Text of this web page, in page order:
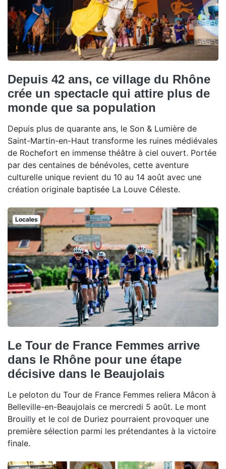
Depuis 42 ans, ce village du Rhône
crée un spectacle qui attire plus de
monde que sa population
Depuis plus de quarante ans, le Son & Lumière de
Saint-Martin-en-Haut transforme les ruines médiévales
de Rochefort en immense théâtre à ciel ouvert. Portée
par des centaines de bénévoles, cette aventure
culturelle unique revient du 10 au 14 août avec une
création originale baptisée La Louve Céleste.
Locales
Le Tour de France Femmes arrive
dans le Rhône pour une étape
décisive dans le Beaujolais
Le peloton du Tour de France Femmes reliera Mâcon à
Belleville-en-Beaujolais ce mercredi 5 août. Le mont
Brouilly et le col de Duriez pourraient provoquer une
première sélection parmi les prétendantes à la victoire
finale.